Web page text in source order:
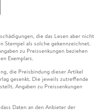
die das Lesen aber nicht
Stempel als solche gekennzeichnet.
zu Preissenkungen beziehen
Exemplars.
die Preisbindung dieser Artikel
gesenkt. Die jeweils zutreffende
Angaben zu Preissenkungen
Daten an den Anbieter der